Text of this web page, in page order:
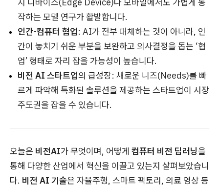
지 디바이스(Edge Device)나 모바일에서도 가볍게 동
작하는 모델 연구가 활발합니다.
인간-컴퓨터 협업: AI가 전부 대체하는 것이 아니라, 인
간이 놓치기 쉬운 부분을 보완하고 의사결정을 돕는 ‘협
업’ 형태로 자리 잡을 가능성이 높습니다.
비전 AI 스타트업의 급성장: 새로운 니즈(Needs)를 빠
르게 파악해 특화된 솔루션을 제공하는 스타트업이 시장
주도권을 잡을 수 있습니다.
오늘은 비전AI가 무엇이며, 어떻게 컴퓨터 비전 딥러닝을
통해 다양한 산업에서 혁신을 이끌고 있는지 살펴보았습니
다. 비전 AI 기술은 자율주행, 스마트 팩토리, 의료 영상 등